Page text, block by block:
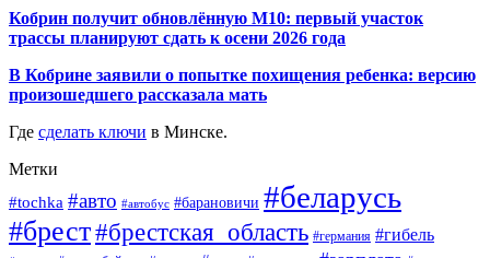
Кобрин получит обновлённую М10: первый участок
трассы планируют сдать к осени 2026 года
В Кобрине заявили о попытке похищения ребенка: версию
произошедшего рассказала мать
Где сделать ключи в Минске.
Метки
#tochka #авто #автобус #барановичи #беларусь
#брест#брестская_область #германия #гибель